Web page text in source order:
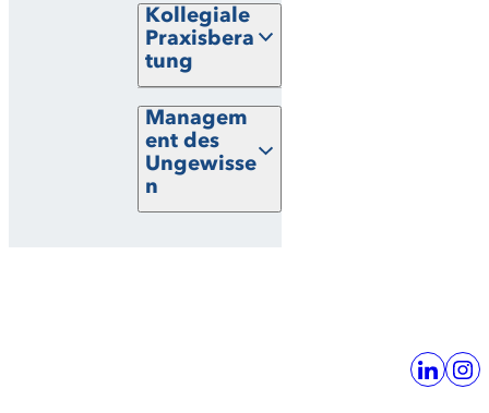
Kollegiale
Praxisbera
tung
Managem
ent des
Ungewisse
n